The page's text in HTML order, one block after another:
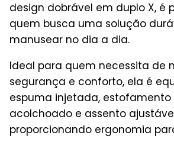
design dobrável em duplo X, é
quem busca uma solução
manusear no dia a dia.
Ideal para quem necessita de
segurança e conforto, ela é
espuma injetada, estofamento
acolchoado e assento
proporcionando ergonomia